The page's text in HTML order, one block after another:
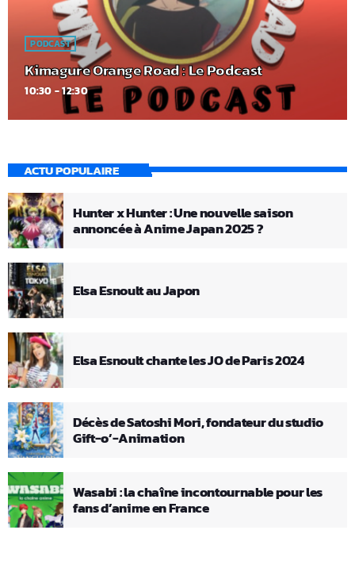
PODCAST
Kimagure Orange Road : Le Podcast
10:30 - 12:30
ACTU POPULAIRE
Hunter x Hunter : Une nouvelle saison
annoncée à Anime Japan 2025 ?
Elsa Esnoult au Japon
Elsa Esnoult chante les JO de Paris 2024
Décès de Satoshi Mori, fondateur du studio
Gift-o’-Animation
Wasabi : la chaîne incontournable pour les
fans d’anime en France